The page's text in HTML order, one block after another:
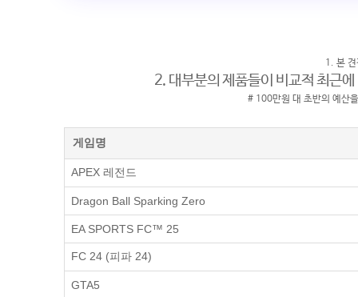
1. 본
2. 대부분의 제품들이 비교적 최근
# 100만원 대 초반의 예산
게임명
APEX 레전드
Dragon Ball Sparking Zero
EA SPORTS FC™ 25
FC 24 (피파 24)
GTA5